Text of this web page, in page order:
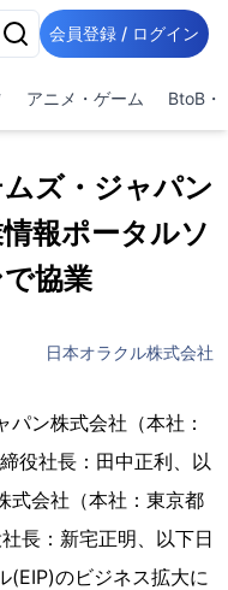
会員登録 / ログイン
アニメ・ゲーム BtoB・
ズ・ジャパン
報ポータルソ
協業
日本オラクル株式会社
ン株式会社（本社：
役社長：田中正利、以
式会社（本社：東京都
長：新宅正明、以下日
(EIP)のビジネス拡大に